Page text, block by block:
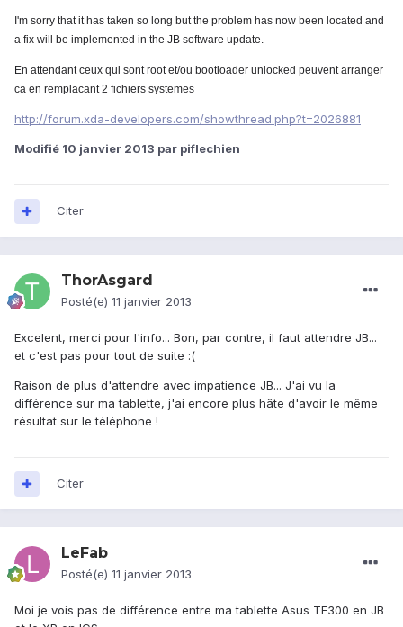
I'm sorry that it has taken so long but the problem has now been located and
a fix will be implemented in the JB software update.
En attendant ceux qui sont root et/ou bootloader unlocked peuvent arranger
ca en remplacant 2 fichiers systemes
http://forum.xda-developers.com/showthread.php?t=2026881
Modifié 10 janvier 2013 par piflechien
Citer
ThorAsgard
Posté(e) 11 janvier 2013
Excelent, merci pour l'info... Bon, par contre, il faut attendre JB...
et c'est pas pour tout de suite :(
Raison de plus d'attendre avec impatience JB... J'ai vu la
différence sur ma tablette, j'ai encore plus hâte d'avoir le même
résultat sur le téléphone !
Citer
LeFab
Posté(e) 11 janvier 2013
Moi je vois pas de différence entre ma tablette Asus TF300 en JB